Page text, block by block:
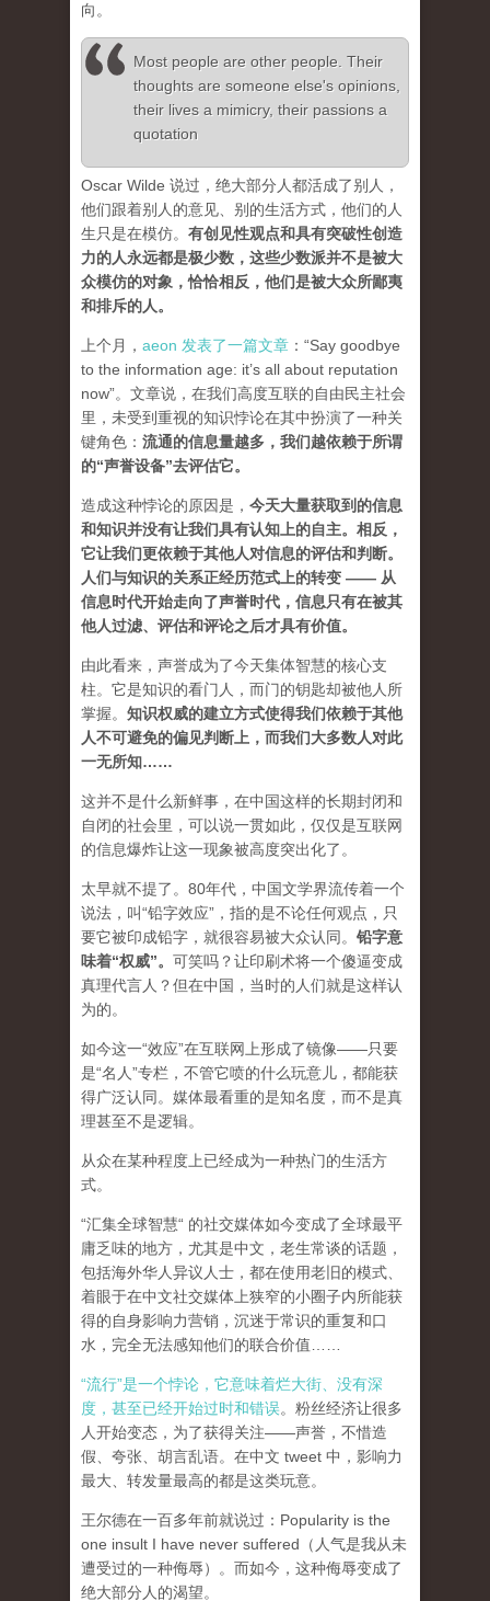
向。
Most people are other people. Their
thoughts are someone else's opinions,
their lives a mimicry, their passions a
quotation
Oscar Wilde 说过，绝大部分人都活成了别人，
他们跟着别人的意见、别的生活方式，他们的人
生只是在模仿。 有创见性观点和具有突破性创造
力的人永远都是极少数，这些少数派并不是被大
众模仿的对象，恰恰相反，他们是被大众所鄙夷
和排斥的人。
上个月， aeon 发表了一篇文章 ：“Say goodbye
to the information age: it’s all about reputation
now”。文章说，在我们高度互联的自由民主社会
里，未受到重视的知识悖论在其中扮演了一种关
键角色： 流通的信息量越多，我们越依赖于所谓
的“声誉设备”去评估它。
造成这种悖论的原因是， 今天大量获取到的信息
和知识并没有让我们具有认知上的自主。相反，
它让我们更依赖于其他人对信息的评估和判断。
人们与知识的关系正经历范式上的转变 —— 从
信息时代开始走向了声誉时代，信息只有在被其
他人过滤、评估和评论之后才具有价值。
由此看来，声誉成为了今天集体智慧的核心支
柱。它是知识的看门人，而门的钥匙却被他人所
掌握。 知识权威的建立方式使得我们依赖于其他
人不可避免的偏见判断上，而我们大多数人对此
一无所知……
这并不是什么新鲜事，在中国这样的长期封闭和
自闭的社会里，可以说一贯如此，仅仅是互联网
的信息爆炸让这一现象被高度突出化了。
太早就不提了。80年代，中国文学界流传着一个
说法，叫“铅字效应”，指的是不论任何观点，只
要它被印成铅字，就很容易被大众认同。 铅字意
味着“权威”。 可笑吗？让印刷术将一个傻逼变成
真理代言人？但在中国，当时的人们就是这样认
为的。
如今这一“效应”在互联网上形成了镜像——只要
是“名人”专栏，不管它喷的什么玩意儿，都能获
得广泛认同。媒体最看重的是知名度，而不是真
理甚至不是逻辑。
从众在某种程度上已经成为一种热门的生活方
式。
“汇集全球智慧“ 的社交媒体如今变成了全球最平
庸乏味的地方，尤其是中文，老生常谈的话题，
包括海外华人异议人士，都在使用老旧的模式、
着眼于在中文社交媒体上狭窄的小圈子内所能获
得的自身影响力营销，沉迷于常识的重复和口
水，完全无法感知他们的联合价值……
“流行”是一个悖论，它意味着烂大街、没有深
度，甚至已经开始过时和错误。粉丝经济让很多
人开始变态，为了获得关注——声誉，不惜造
假、夸张、胡言乱语。在中文 tweet 中，影响力
最大、转发量最高的都是这类玩意。
王尔德在一百多年前就说过：Popularity is the
one insult I have never suffered（人气是我从未
遭受过的一种侮辱）。而如今，这种侮辱变成了
绝大部分人的渴望。